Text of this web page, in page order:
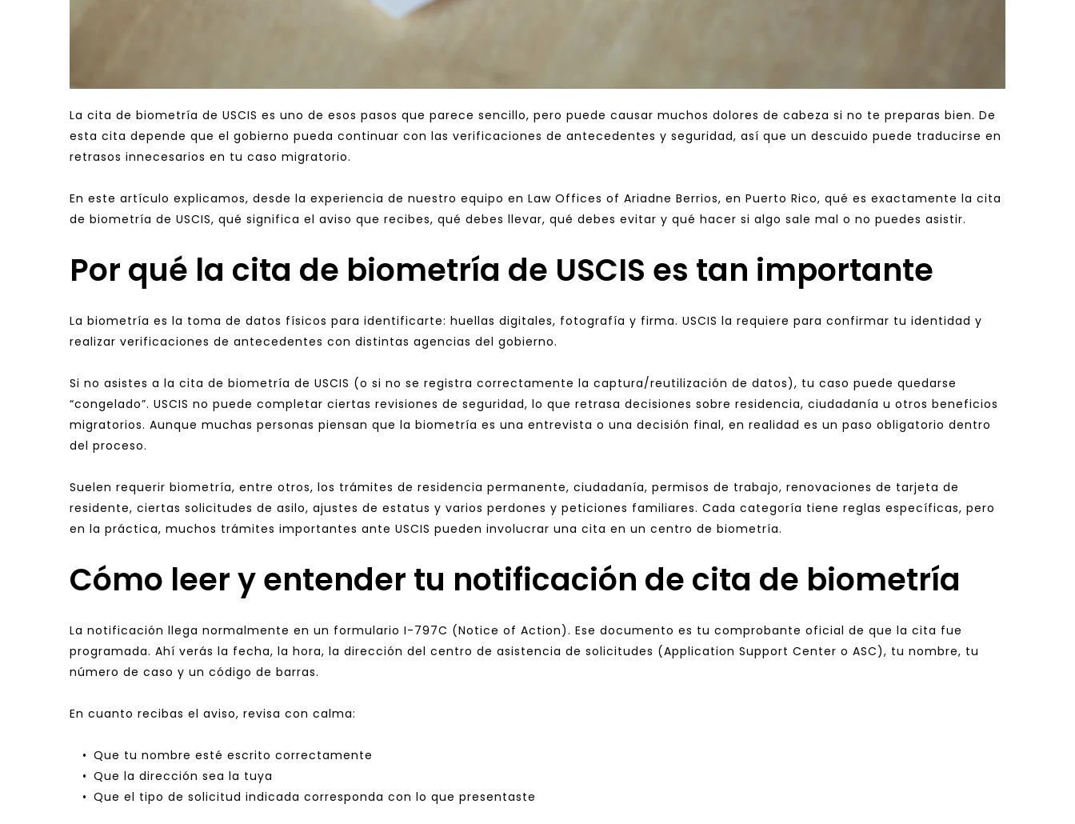
La cita de biometría de USCIS es uno de esos pasos que parece sencillo, pero puede causar muchos dolores de cabeza si no te preparas bien. De
esta cita depende que el gobierno pueda continuar con las verificaciones de antecedentes y seguridad, así que un descuido puede traducirse en
retrasos innecesarios en tu caso migratorio.
En este artículo explicamos, desde la experiencia de nuestro equipo en Law Offices of Ariadne Berrios, en Puerto Rico, qué es exactamente la cita
de biometría de USCIS, qué significa el aviso que recibes, qué debes llevar, qué debes evitar y qué hacer si algo sale mal o no puedes asistir.
Por qué la cita de biometría de USCIS es tan importante
La biometría es la toma de datos físicos para identificarte: huellas digitales, fotografía y firma. USCIS la requiere para confirmar tu identidad y
realizar verificaciones de antecedentes con distintas agencias del gobierno.
Si no asistes a la cita de biometría de USCIS (o si no se registra correctamente la captura/reutilización de datos), tu caso puede quedarse
“congelado”. USCIS no puede completar ciertas revisiones de seguridad, lo que retrasa decisiones sobre residencia, ciudadanía u otros beneficios
migratorios. Aunque muchas personas piensan que la biometría es una entrevista o una decisión final, en realidad es un paso obligatorio dentro
del proceso.
Suelen requerir biometría, entre otros, los trámites de residencia permanente, ciudadanía, permisos de trabajo, renovaciones de tarjeta de
residente, ciertas solicitudes de asilo, ajustes de estatus y varios perdones y peticiones familiares. Cada categoría tiene reglas específicas, pero
en la práctica, muchos trámites importantes ante USCIS pueden involucrar una cita en un centro de biometría.
Cómo leer y entender tu notificación de cita de biometría
La notificación llega normalmente en un formulario I-797C (Notice of Action). Ese documento es tu comprobante oficial de que la cita fue
programada. Ahí verás la fecha, la hora, la dirección del centro de asistencia de solicitudes (Application Support Center o ASC), tu nombre, tu
número de caso y un código de barras.
En cuanto recibas el aviso, revisa con calma:
Que tu nombre esté escrito correctamente
Que la dirección sea la tuya
Que el tipo de solicitud indicada corresponda con lo que presentaste